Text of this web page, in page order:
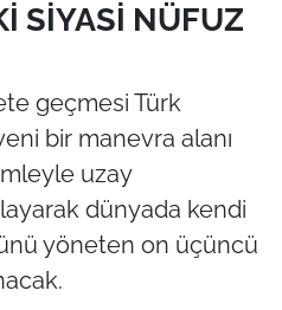
SİYASİ NÜFUZ
geçmesi Türk
bir manevra alanı
uzay
dünyada kendi
yöneten on üçüncü